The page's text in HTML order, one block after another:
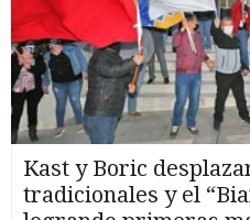
Kast y Boric
tradicionales y el